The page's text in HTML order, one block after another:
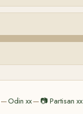
—Odin xx— 📷 Partisan xx